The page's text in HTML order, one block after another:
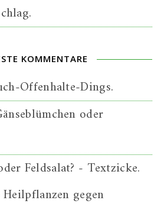
KOMMENTARE
Offenhalte-Dings.
oder
Feldsalat? - Textzicke.
gegen